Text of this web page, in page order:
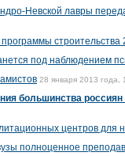
Невской лавры
строительства
под наблюдением
28 января 2013 года,
большинства
центров для
полноценное